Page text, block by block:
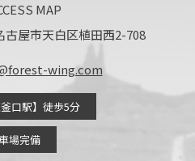
MAP
屋市天白区植田西2-708
wing.com
口駅】徒歩5分
場完備